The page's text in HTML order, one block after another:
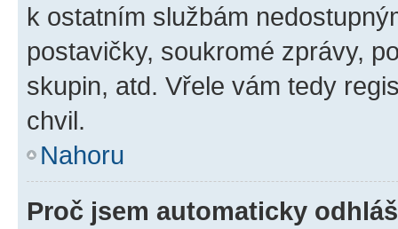
k ostatním službám
postavičky, soukromé zprávy,
skupin, atd. Vřele vám tedy
chvil.
Nahoru
Proč jsem automaticky